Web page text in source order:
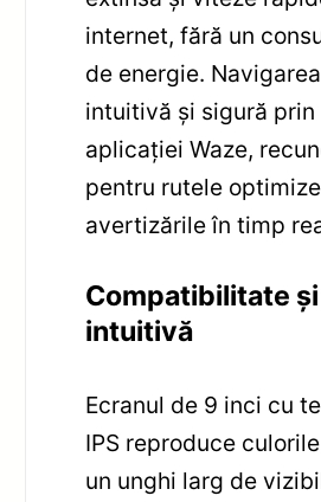
internet, fără un
de energie.
intuitivă și sigură
aplicației Waze,
pentru rutele
avertizările în timp
Compatibilitate
intuitivă
Ecranul de 9 inci cu
IPS reproduce
un unghi larg de